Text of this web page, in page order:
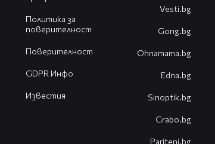
Политика за
поверителност
Поверителност
GDPR Инфо
Известия
Vesti.bg
Gong.bg
Оhnamama.bg
Edna.bg
Sinoptik.bg
Grabo.bg
Pariteni.bg